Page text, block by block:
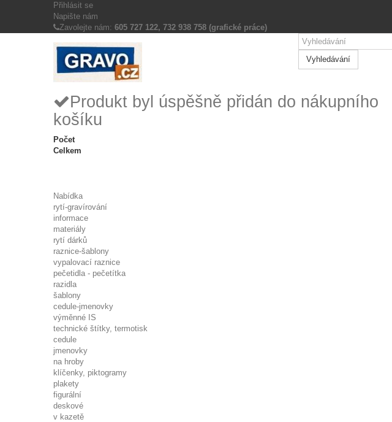
Přihlásit se
Napište nám
Zavolejte nám: 605 727 122, 732 938 758 (grafické práce)
Vyhledávání
Produkt byl úspěšně přidán do nákupního
košíku
Počet
Celkem
Nabídka
rytí-gravírování
informace
materiály
rytí dárků
raznice-šablony
vypalovací raznice
pečetidla - pečetítka
razidla
šablony
cedule-jmenovky
výměnné IS
technické štítky, termotisk
cedule
jmenovky
na hroby
klíčenky, piktogramy
plakety
figurální
deskové
v kazetě